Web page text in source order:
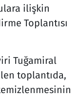
ilişkin
Toplantısı
Tuğamiral
toplantıda,